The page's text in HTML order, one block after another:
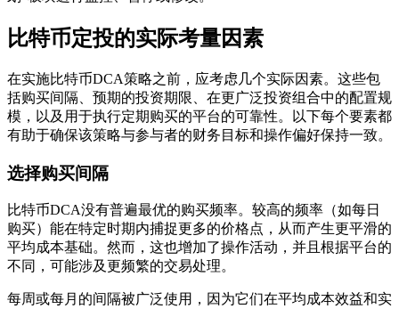
比特币定投的实际考量因素
在实施比特币DCA策略之前，应考虑几个实际因素。这些包
括购买间隔、预期的投资期限、在更广泛投资组合中的配置规
模，以及用于执行定期购买的平台的可靠性。以下每个要素都
有助于确保该策略与参与者的财务目标和操作偏好保持一致。
选择购买间隔
比特币DCA没有普遍最优的购买频率。较高的频率（如每日
购买）能在特定时期内捕捉更多的价格点，从而产生更平滑的
平均成本基础。然而，这也增加了操作活动，并且根据平台的
不同，可能涉及更频繁的交易处理。
每周或每月的间隔被广泛使用，因为它们在平均成本效益和实